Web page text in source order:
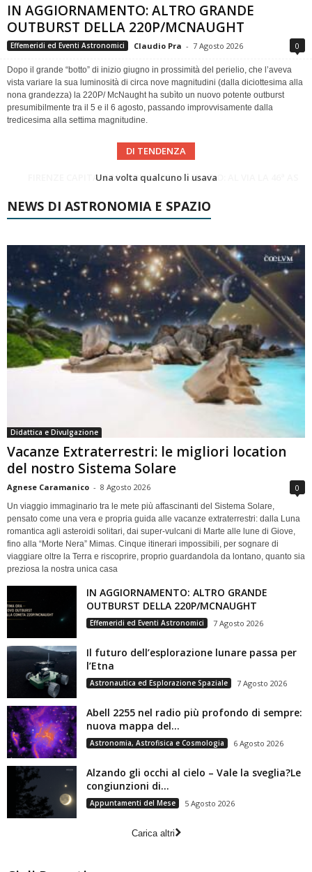
IN AGGIORNAMENTO: ALTRO GRANDE
OUTBURST DELLA 220P/MCNAUGHT
Effemeridi ed Eventi Astronomici Claudio Pra - 7 Agosto 2026 0
Dopo il grande “botto” di inizio giugno in prossimità del perielio, che l’aveva
vista variare la sua luminosità di circa nove magnitudini (dalla diciottesima alla
nona grandezza) la 220P/ McNaught ha subìto un nuovo potente outburst
presumibilmente tra il 5 e il 6 agosto, passando improvvisamente dalla
tredicesima alla settima magnitudine.
DI TENDENZA
Cielo del Mese di Agosto 2026
NEWS DI ASTRONOMIA E SPAZIO
Didattica e Divulgazione
Vacanze Extraterrestri: le migliori location
del nostro Sistema Solare
Agnese Caramanico - 8 Agosto 2026 0
Un viaggio immaginario tra le mete più affascinanti del Sistema Solare,
pensato come una vera e propria guida alle vacanze extraterrestri: dalla Luna
romantica agli asteroidi solitari, dai super-vulcani di Marte alle lune di Giove,
fino alla “Morte Nera” Mimas. Cinque itinerari impossibili, per sognare di
viaggiare oltre la Terra e riscoprire, proprio guardandola da lontano, quanto sia
preziosa la nostra unica casa
IN AGGIORNAMENTO: ALTRO GRANDE
OUTBURST DELLA 220P/MCNAUGHT
Effemeridi ed Eventi Astronomici 7 Agosto 2026
Il futuro dell’esplorazione lunare passa per
l’Etna
Astronautica ed Esplorazione Spaziale 7 Agosto 2026
Abell 2255 nel radio più profondo di sempre:
nuova mappa del...
Astronomia, Astrofisica e Cosmologia 6 Agosto 2026
Alzando gli occhi al cielo – Vale la sveglia?Le
congiunzioni di...
Appuntamenti del Mese 5 Agosto 2026
Carica altri